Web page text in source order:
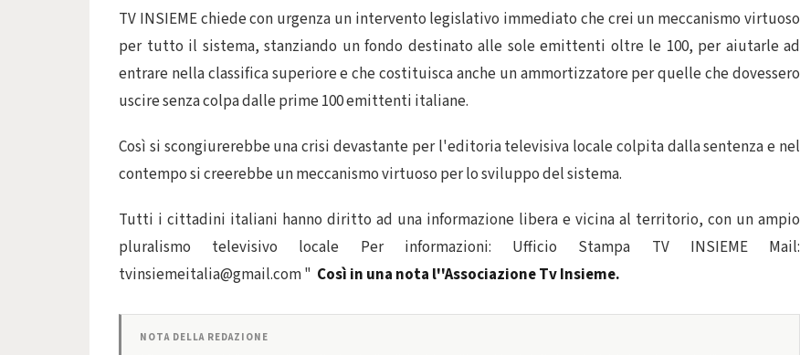
TV INSIEME chiede con urgenza un intervento legislativo immediato che crei un meccanismo virtuoso
per tutto il sistema, stanziando un fondo destinato alle sole emittenti oltre le 100, per aiutarle ad
entrare nella classifica superiore e che costituisca anche un ammortizzatore per quelle che dovessero
uscire senza colpa dalle prime 100 emittenti italiane.
Così si scongiurerebbe una crisi devastante per l'editoria televisiva locale colpita dalla sentenza e nel
contempo si creerebbe un meccanismo virtuoso per lo sviluppo del sistema.
Tutti i cittadini italiani hanno diritto ad una informazione libera e vicina al territorio, con un ampio
pluralismo televisivo locale Per informazioni: Ufficio Stampa TV INSIEME Mail:
tvinsiemeitalia@gmail.com" Così in una nota l''Associazione Tv Insieme.
NOTA DELLA REDAZIONE